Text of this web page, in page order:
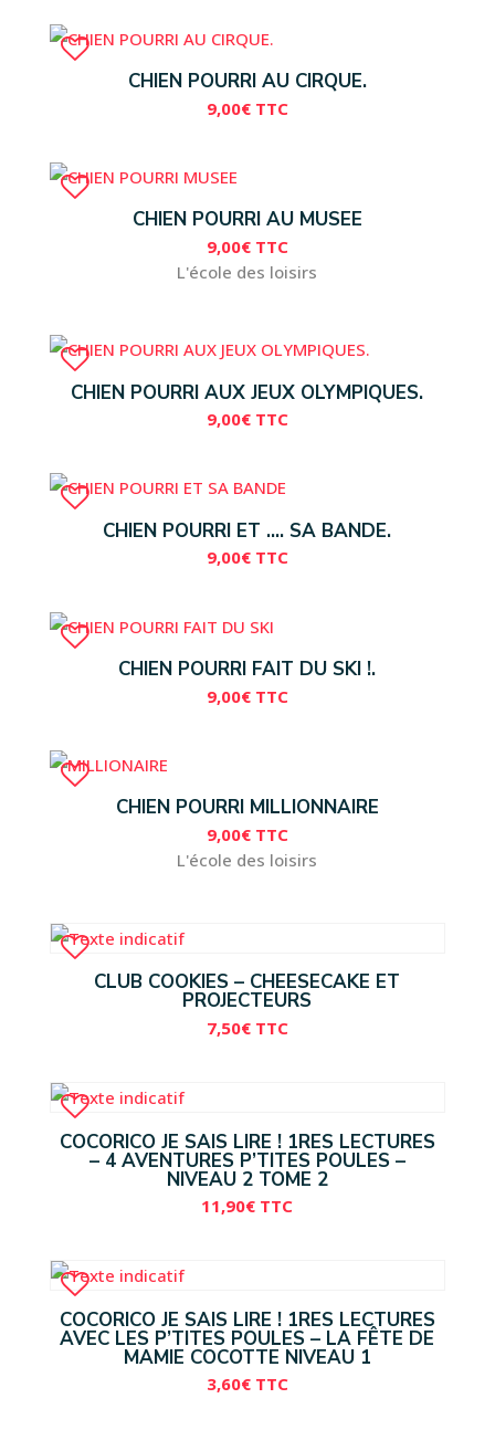
CHIEN POURRI AU CIRQUE.
9,00€ TTC
CHIEN POURRI AU MUSEE
9,00€ TTC
L'école des loisirs
CHIEN POURRI AUX JEUX OLYMPIQUES.
9,00€ TTC
CHIEN POURRI ET …. SA BANDE.
9,00€ TTC
CHIEN POURRI FAIT DU SKI !.
9,00€ TTC
CHIEN POURRI MILLIONNAIRE
9,00€ TTC
L'école des loisirs
CLUB COOKIES – CHEESECAKE ET
PROJECTEURS
7,50€ TTC
COCORICO JE SAIS LIRE ! 1RES LECTURES
– 4 AVENTURES P’TITES POULES –
NIVEAU 2 TOME 2
11,90€ TTC
COCORICO JE SAIS LIRE ! 1RES LECTURES
AVEC LES P’TITES POULES – LA FÊTE DE
MAMIE COCOTTE NIVEAU 1
3,60€ TTC